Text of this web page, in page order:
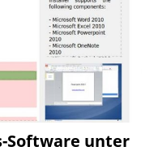
Software unter